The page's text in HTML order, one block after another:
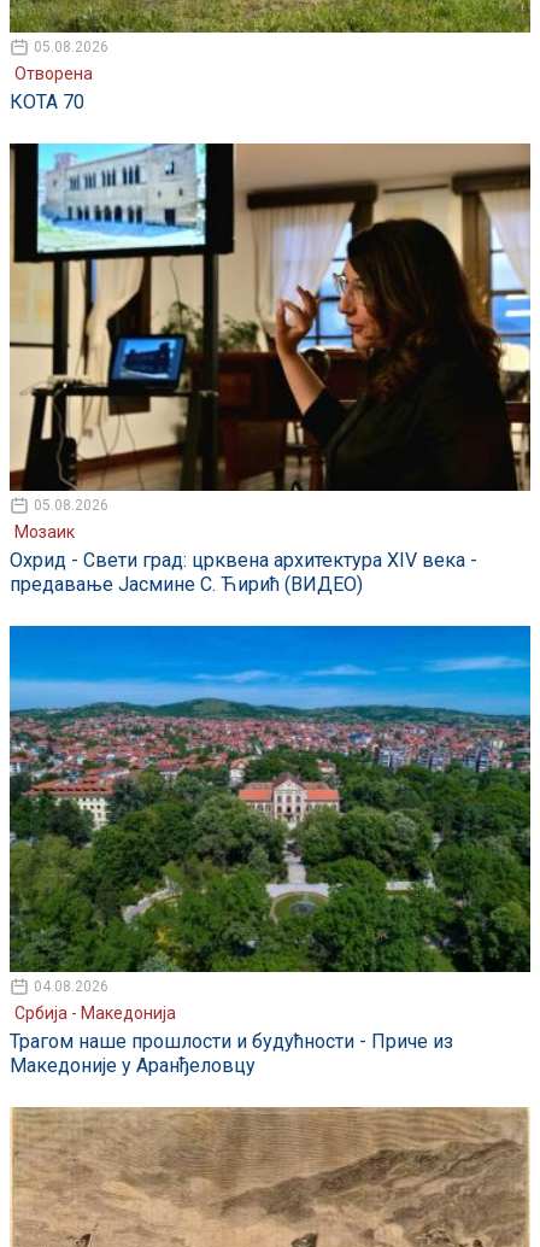
05.08.2026
Отворена
КОТА 70
05.08.2026
Мозаик
Охрид - Свети град: црквена архитектура XIV века -
предавање Јасмине С. Ћирић (ВИДЕО)
04.08.2026
Србија - Македонија
Трагом наше прошлости и будућности - Приче из
Македоније у Аранђеловцу